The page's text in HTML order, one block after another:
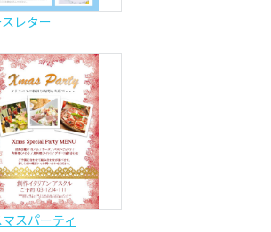
レター
スパーティ